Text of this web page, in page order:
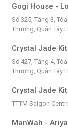
Gogi House -
Số 325, Tầng 3,
Thượng, Quận Tây
Crystal Jade
Số 427, Tầng 4,
Thượng, Quận Tây
Crystal Jade
TTTM Saigon
ManWah -